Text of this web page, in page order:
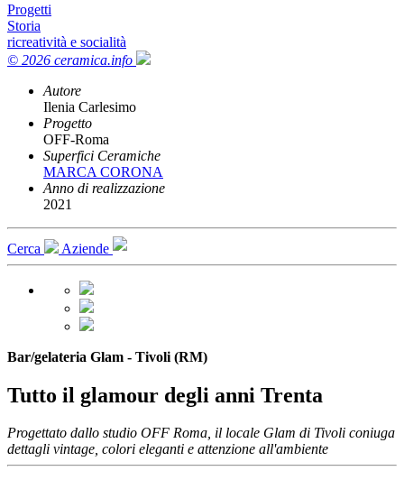
Progetti
Storia
ricreatività e socialità
© 2026 ceramica.info
Autore
Ilenia Carlesimo
Progetto
OFF-Roma
Superfici Ceramiche
MARCA CORONA
Anno di realizzazione
2021
Cerca Aziende
Bar/gelateria Glam - Tivoli (RM)
Tutto il glamour degli anni Trenta
Progettato dallo studio OFF Roma, il locale Glam di Tivoli coniuga
dettagli vintage, colori eleganti e attenzione all'ambiente